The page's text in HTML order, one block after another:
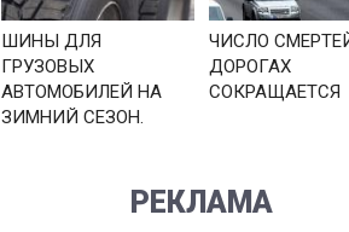
ШИНЫ ДЛЯ
ГРУЗОВЫХ
АВТОМОБИЛЕЙ НА
ЗИМНИЙ СЕЗОН.
ЧИСЛО
ДОРОГАХ
СОКРАЩАЕТСЯ
РЕКЛАМА